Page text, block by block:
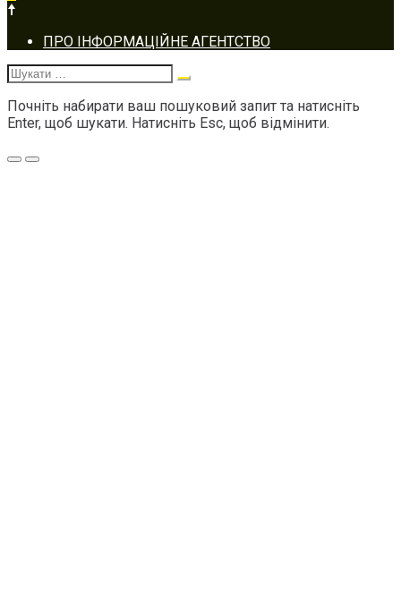
Footer
navigation
ПРО ІНФОРМАЦІЙНЕ АГЕНТСТВО
Шукати:
Почніть набирати ваш пошуковий запит та натисніть
Enter, щоб шукати. Натисніть Esc, щоб відмінити.
Меню